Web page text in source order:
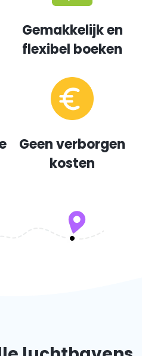
Gemakkelijk en
flexibel boeken
Geen verborgen
kosten